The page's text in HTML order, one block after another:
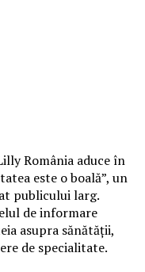
România aduce în
este o boală”, un
publicului larg.
de informare
asupra sănătății,
de specialitate.